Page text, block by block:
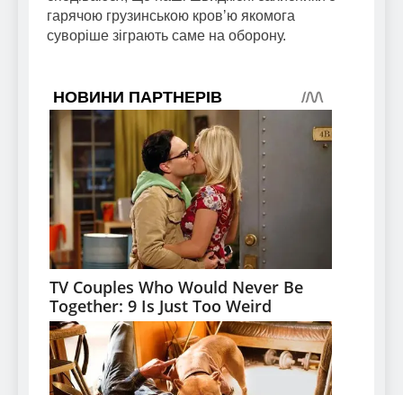
гарячою грузинською кровʼю якомога
суворіше зіграють саме на оборону.